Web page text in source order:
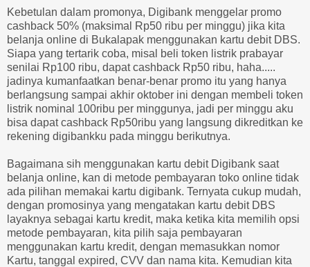
Kebetulan dalam promonya, Digibank menggelar promo
cashback 50% (maksimal Rp50 ribu per minggu) jika kita
belanja online di Bukalapak menggunakan kartu debit DBS.
Siapa yang tertarik coba, misal beli token listrik prabayar
senilai Rp100 ribu, dapat cashback Rp50 ribu, haha.....
jadinya kumanfaatkan benar-benar promo itu yang hanya
berlangsung sampai akhir oktober ini dengan membeli token
listrik nominal 100ribu per minggunya, jadi per minggu aku
bisa dapat cashback Rp50ribu yang langsung dikreditkan ke
rekening digibankku pada minggu berikutnya.
Bagaimana sih menggunakan kartu debit Digibank saat
belanja online, kan di metode pembayaran toko online tidak
ada pilihan memakai kartu digibank. Ternyata cukup mudah,
dengan promosinya yang mengatakan kartu debit DBS
layaknya sebagai kartu kredit, maka ketika kita memilih opsi
metode pembayaran, kita pilih saja pembayaran
menggunakan kartu kredit, dengan memasukkan nomor
Kartu, tanggal expired, CVV dan nama kita. Kemudian kita